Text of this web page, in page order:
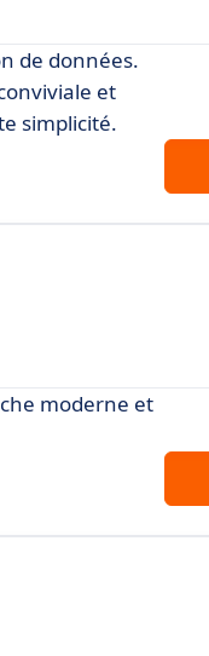
de données.
et
simplicité.
moderne et